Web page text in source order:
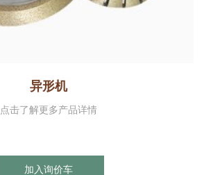
异形机
点击了解更多产品详情
加入询价车